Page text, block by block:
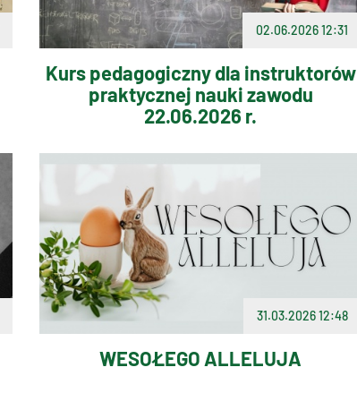
02.06.2026 12:31
Kurs pedagogiczny dla instruktorów
praktycznej nauki zawodu
22.06.2026 r.
31.03.2026 12:48
WESOŁEGO ALLELUJA